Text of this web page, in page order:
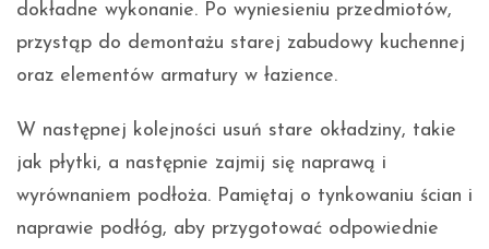
dokładne wykonanie. Po wyniesieniu przedmiotów,
przystąp do demontażu starej zabudowy kuchennej
oraz elementów armatury w łazience.
W następnej kolejności usuń stare okładziny, takie
jak płytki, a następnie zajmij się naprawą i
wyrównaniem podłoża. Pamiętaj o tynkowaniu ścian i
naprawie podłóg, aby przygotować odpowiednie